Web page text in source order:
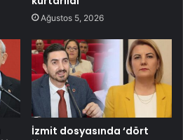
Ağustos 5, 2026
İzmit dosyasında ‘dört